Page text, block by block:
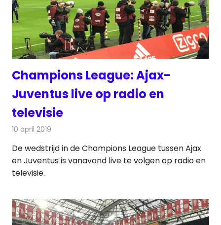
Champions League: Ajax-
Juventus live op radio en
televisie
10 april 2019
De wedstrijd in de Champions League tussen Ajax
en Juventus is vanavond live te volgen op radio en
televisie.